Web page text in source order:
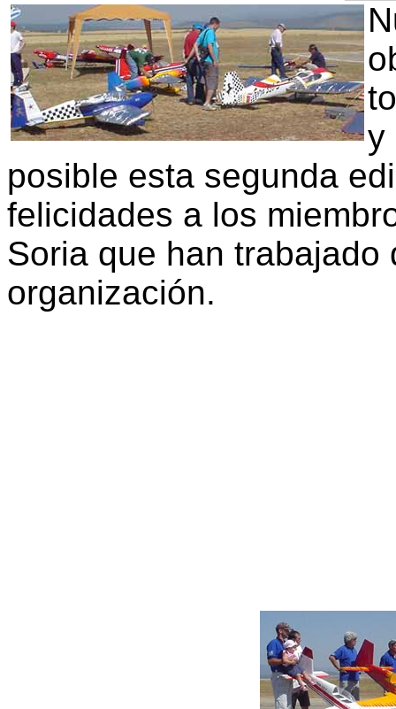
y
posible esta segunda
felicidades a los
Soria que han trabajado
organización.